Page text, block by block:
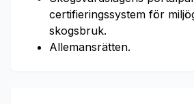
certifieringssystem för
skogsbruk.
Allemansrätten.